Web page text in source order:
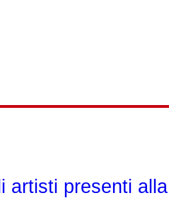
artisti presenti